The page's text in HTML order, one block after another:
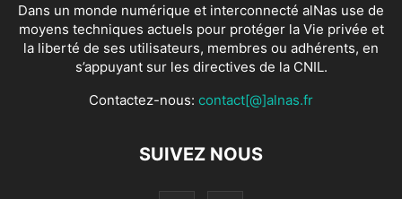
Dans un monde numérique et interconnecté alNas use de
moyens techniques actuels pour protéger la Vie privée et
la liberté de ses utilisateurs, membres ou adhérents, en
s’appuyant sur les directives de la CNIL.
Contactez-nous: contact[@]alnas.fr
SUIVEZ NOUS